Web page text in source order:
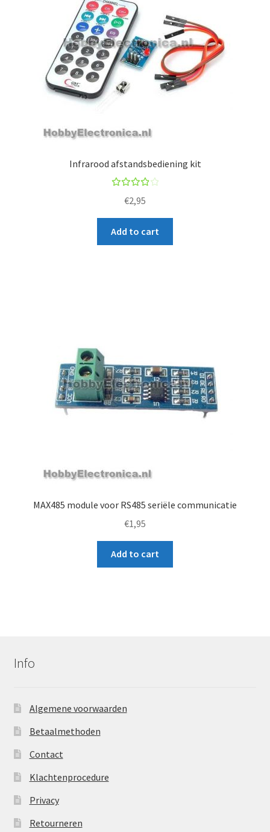
Infrarood afstandsbediening kit
4.00
out of
5
€2,95
Add to cart
MAX485 module voor RS485 seriële communicatie
€1,95
Add to cart
Info
Algemene voorwaarden
Betaalmethoden
Contact
Klachtenprocedure
Privacy
Retourneren